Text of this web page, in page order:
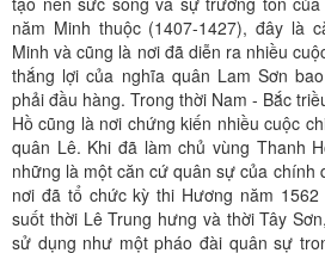
năm Minh thuộc (1407-1427), đây là
Minh và cũng là nơi đã diễn ra nhiều
thắng lợi của nghĩa quân Lam Sơn
phải đầu hàng. Trong thời Nam - Bắc
Hồ cũng là nơi chứng kiến nhiều cuộc
quân Lê. Khi đã làm chủ vùng Thanh
những là một căn cứ quân sự của chính
nơi đã tổ chức kỳ thi Hương năm
suốt thời Lê Trung hưng và thời Tây
sử dụng như một pháo đài quân sự